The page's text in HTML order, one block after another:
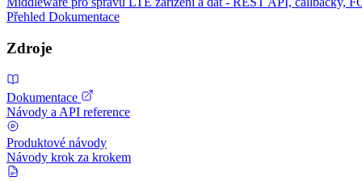
Přehled Dokumentace
Zdroje
Dokumentace
Návody a API reference
Produktové návody
Návody krok za krokem